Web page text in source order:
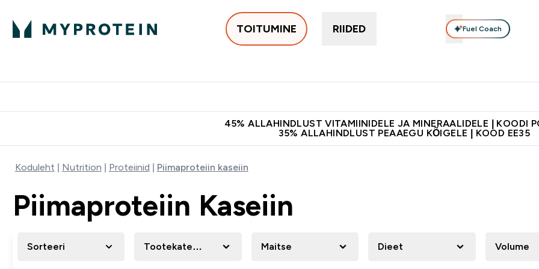
TOITUMINE RIIDED Fuel Coach
45% ALLAHINDLUST VITAMIINIDELE JA MINERAALIDELE | KOODI
35% ALLAHINDLUST PEAAEGU KÕIGELE | KOOD EE35
Koduleht Nutrition Proteiinid Piimaproteiin kaseiin
Piimaproteiin Kaseiin
Sorteeri Tootekategooria Maitse Dieet Volume